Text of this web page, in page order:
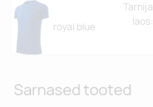
royal blue
Tarnija
laos:
red
Sarnased tooted